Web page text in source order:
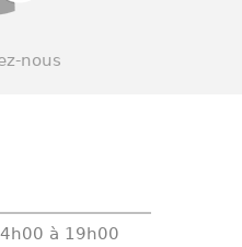
nous
à 19h00